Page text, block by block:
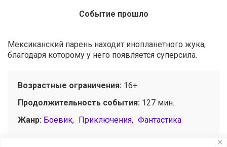
Событие прошло
Мексиканский парень находит инопланетного жука,
благодаря которому у него появляется суперсила.
Возрастные ограничения: 16+
Продолжительность события: 127 мин.
Жанр: Боевик Приключения Фантастика